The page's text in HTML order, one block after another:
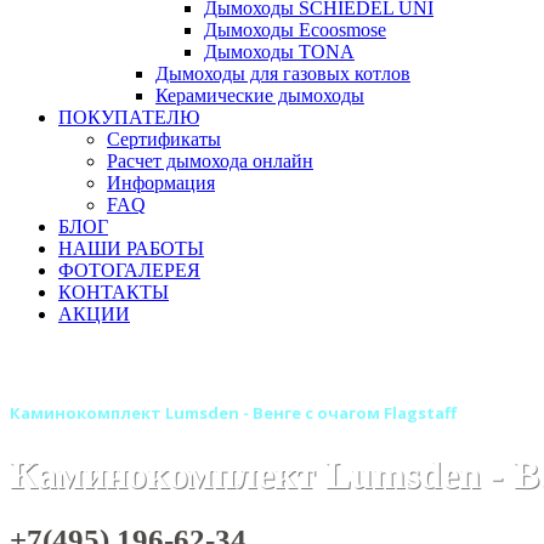
Дымоходы SCHIEDEL UNI
Дымоходы Ecoosmose
Дымоходы TONA
Дымоходы для газовых котлов
Керамические дымоходы
ПОКУПАТЕЛЮ
Сертификаты
Расчет дымохода онлайн
Информация
FAQ
БЛОГ
НАШИ РАБОТЫ
ФОТОГАЛЕРЕЯ
КОНТАКТЫ
АКЦИИ
Каминокомплект Lumsden - Венге с очагом Flagstaff
Каминокомплект Lumsden -